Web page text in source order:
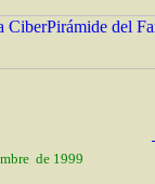
de 1999